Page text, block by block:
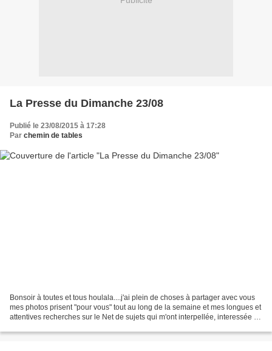
La Presse du Dimanche 23/08
Publié le 23/08/2015 à 17:28
Par chemin de tables
Bonsoir à toutes et tous houlala....j'ai plein de choses à partager avec vous
mes photos prisent "pour vous" tout au long de la semaine et mes longues et
attentives recherches sur le Net de sujets qui m'ont interpellée, interessée un